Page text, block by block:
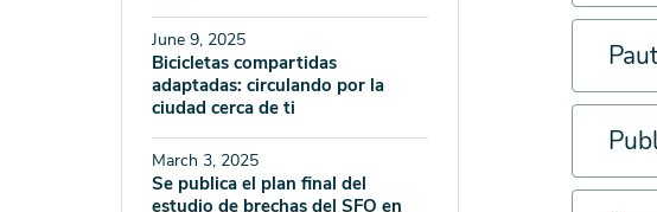
June 9, 2025
Bicicletas compartidas
adaptadas: circulando por la
ciudad cerca de ti
March 3, 2025
Se publica el plan final del
estudio de brechas del SFO en